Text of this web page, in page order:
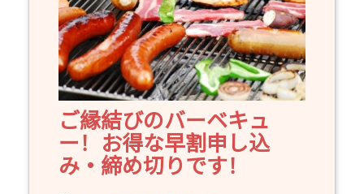
ご縁結びのバーベキュ
ー！お得な早割申し込
み・締め切りです！